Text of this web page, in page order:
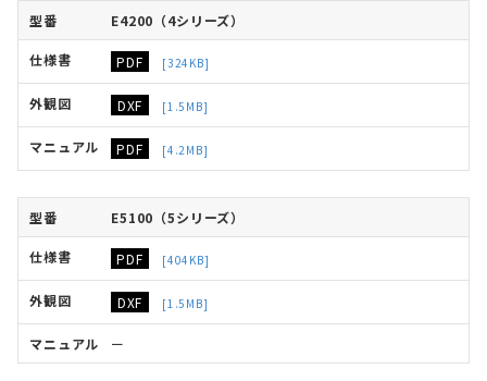
E4200（4シリーズ）
PDF [324KB]
DXF [1.5MB]
PDF [4.2MB]
E5100（5シリーズ）
PDF [404KB]
DXF [1.5MB]
ー